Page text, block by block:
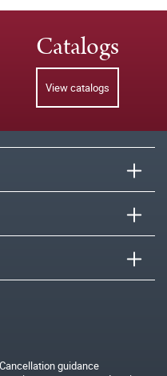
Catalogs
View catalogs
Cancellation guidance